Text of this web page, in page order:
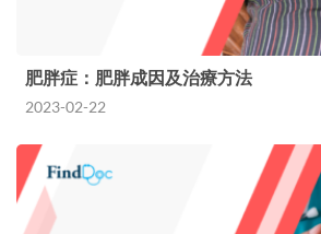
肥胖症：肥胖成因及治療方法
2023-02-22